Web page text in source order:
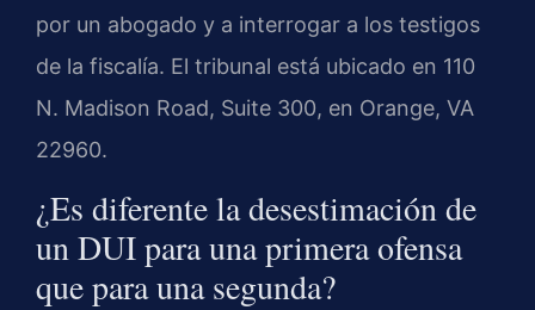
por un abogado y a interrogar a los testigos
de la fiscalía. El tribunal está ubicado en 110
N. Madison Road, Suite 300, en Orange, VA
22960.
¿Es diferente la desestimación de
un DUI para una primera ofensa
que para una segunda?